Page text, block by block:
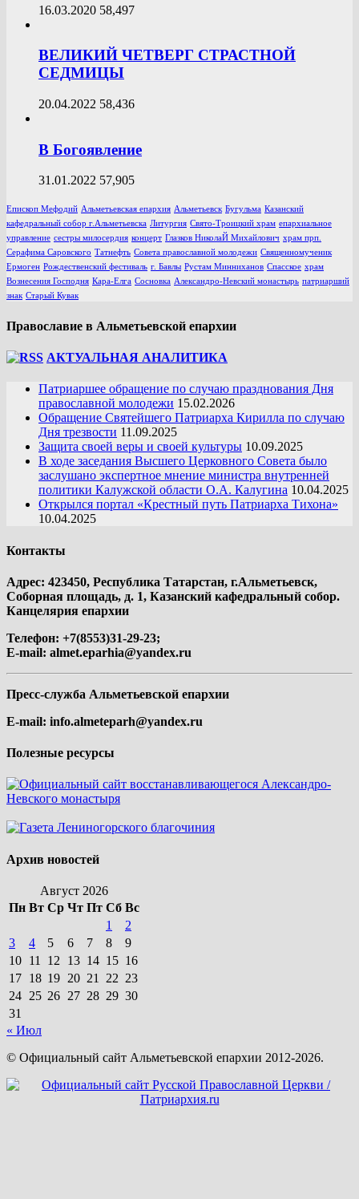
16.03.2020 58,497
ВЕЛИКИЙ ЧЕТВЕРГ СТРАСТНОЙ
СЕДМИЦЫ
20.04.2022 58,436
В Богоявление
31.01.2022 57,905
Епископ Мефодий Альметьевская епархия Альметьевск Бугульма Казанский
кафедральный собор г.Альметьевска Литургия Свято-Троицкий храм епархиальное
управление сестры милосердия концерт Глазков НиколаЙ Михайлович храм прп.
Серафима Саровского Татнефть Совета православной молодежи Священномученик
Ермоген Рождественский фестиваль г. Бавлы Рустам Минниханов Спасское храм
Вознесения Господня Кара-Елга Сосновка Александро-Невский монастырь патриарший
знак Старый Кувак
Православие в Альметьевской епархии
АКТУАЛЬНАЯ АНАЛИТИКА
Патриаршее обращение по случаю празднования Дня
православной молодежи 15.02.2026
Обращение Святейшего Патриарха Кирилла по случаю
Дня трезвости 11.09.2025
Защита своей веры и своей культуры 10.09.2025
В ходе заседания Высшего Церковного Совета было
заслушано экспертное мнение министра внутренней
политики Калужской области О.А. Калугина 10.04.2025
Открылся портал «Крестный путь Патриарха Тихона»
10.04.2025
Контакты
Адрес: 423450, Республика Татарстан, г.Альметьевск,
Соборная площадь, д. 1, Казанский кафедральный собор.
Канцелярия епархии
Телефон: +7(8553)31-29-23;
E-mail: almet.eparhia@yandex.ru
Пресс-служба Альметьевской епархии
E-mail: info.almeteparh@yandex.ru
Полезные ресурсы
Архив новостей
Август 2026
Пн Вт Ср Чт Пт Сб Вс
1
2
3
4 5 6 7 8
9
10 11 12 13 14 15 16
17 18 19 20 21 22 23
24 25 26 27 28 29 30
31
« Июл
© Официальный сайт Альметьевской епархии 2012-2026.